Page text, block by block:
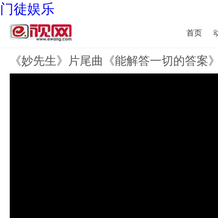
门徒娱乐
首页
《妙先生》片尾曲《能解答一切的答案